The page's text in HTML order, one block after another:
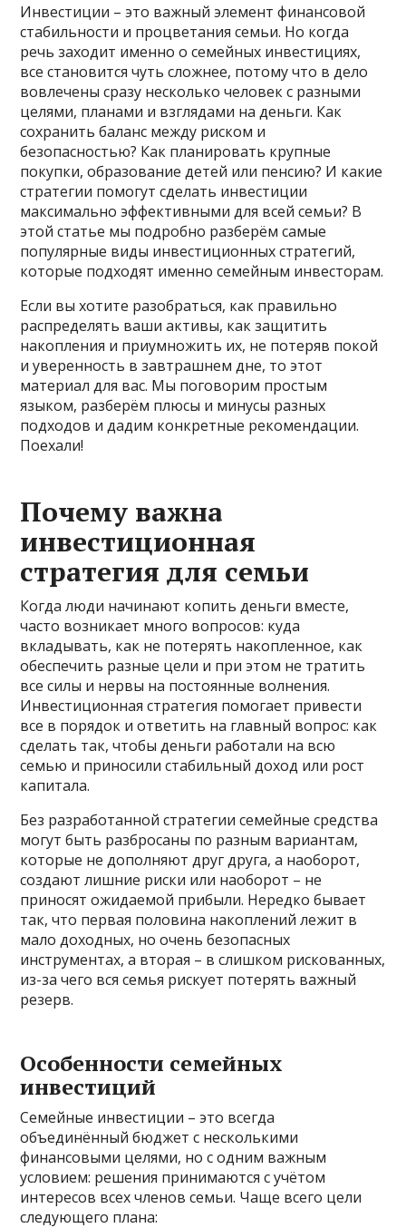
Инвестиции – это важный элемент финансовой
стабильности и процветания семьи. Но когда
речь заходит именно о семейных инвестициях,
все становится чуть сложнее, потому что в дело
вовлечены сразу несколько человек с разными
целями, планами и взглядами на деньги. Как
сохранить баланс между риском и
безопасностью? Как планировать крупные
покупки, образование детей или пенсию? И какие
стратегии помогут сделать инвестиции
максимально эффективными для всей семьи? В
этой статье мы подробно разберём самые
популярные виды инвестиционных стратегий,
которые подходят именно семейным инвесторам.
Если вы хотите разобраться, как правильно
распределять ваши активы, как защитить
накопления и приумножить их, не потеряв покой
и уверенность в завтрашнем дне, то этот
материал для вас. Мы поговорим простым
языком, разберём плюсы и минусы разных
подходов и дадим конкретные рекомендации.
Поехали!
Почему важна
инвестиционная
стратегия для семьи
Когда люди начинают копить деньги вместе,
часто возникает много вопросов: куда
вкладывать, как не потерять накопленное, как
обеспечить разные цели и при этом не тратить
все силы и нервы на постоянные волнения.
Инвестиционная стратегия помогает привести
все в порядок и ответить на главный вопрос: как
сделать так, чтобы деньги работали на всю
семью и приносили стабильный доход или рост
капитала.
Без разработанной стратегии семейные средства
могут быть разбросаны по разным вариантам,
которые не дополняют друг друга, а наоборот,
создают лишние риски или наоборот – не
приносят ожидаемой прибыли. Нередко бывает
так, что первая половина накоплений лежит в
мало доходных, но очень безопасных
инструментах, а вторая – в слишком рискованных,
из-за чего вся семья рискует потерять важный
резерв.
Особенности семейных
инвестиций
Семейные инвестиции – это всегда
объединённый бюджет с несколькими
финансовыми целями, но с одним важным
условием: решения принимаются с учётом
интересов всех членов семьи. Чаще всего цели
следующего плана: